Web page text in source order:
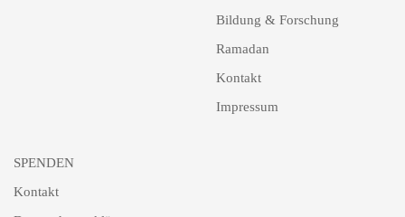
Bildung & Forschung
Ramadan
Kontakt
Impressum
SPENDEN
Kontakt